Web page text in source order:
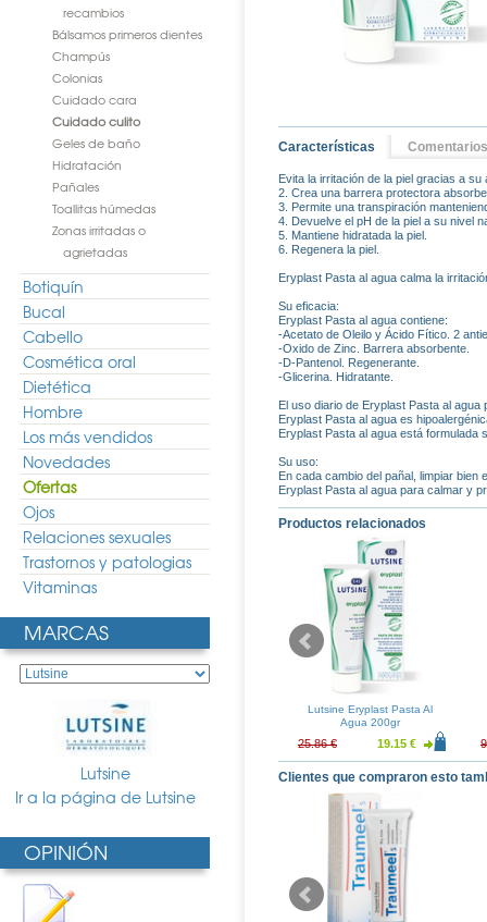
recambios
Bálsamos primeros dientes
Champús
Colonias
Cuidado cara
Cuidado culito
Geles de baño
Hidratación
Pañales
Toallitas húmedas
Zonas irritadas o
agrietadas
Botiquín
Bucal
Cabello
Cosmética oral
Dietética
Hombre
Los más vendidos
Novedades
Ofertas
Ojos
Relaciones sexuales
Trastornos y patologias
Vitaminas
MARCAS
Lutsine
Ir a la página de Lutsine
OPINIÓN
Características Comentarios
Evita la irritación de la piel gracias a
2. Crea una barrera protectora
3. Permite una transpiración
4. Devuelve el pH de la piel a su nivel
5. Mantiene hidratada la piel.
6. Regenera la piel.
Eryplast Pasta al agua calma la
Su eficacia:
Eryplast Pasta al agua contiene:
-Acetato de Oleilo y Ácido Fítico. 2
-Oxido de Zinc. Barrera absorbente.
-D-Pantenol. Regenerante.
-Glicerina. Hidratante.
El uso diario de Eryplast Pasta al
Eryplast Pasta al agua es
Eryplast Pasta al agua está formulada
Su uso:
En cada cambio del pañal, limpiar bien
Eryplast Pasta al agua para calmar y
Productos relacionados
Avene Agua Termal 50ml
3.56 €
Lutsine Eryplast Pasta Al
Agua 200gr
25.86 € 19.15 €
Clientes que compraron esto